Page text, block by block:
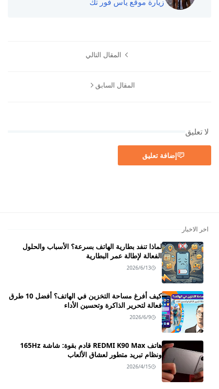
المقال التالي
المقال السابق
لا تعليق
إضافة تعليق
اخر الاخبار
لماذا تنفد بطارية الهاتف بسرعة؟ الأسباب والحلول
الفعالة لإطالة عمر البطارية
2026/6/13
كيف أفرغ مساحة التخزين في الهاتف؟ أفضل 10 طرق
فعالة لتحرير الذاكرة وتحسين الأداء
2026/6/9
هاتف REDMI K90 Max قادم بقوة: شاشة 165Hz
ونظام تبريد متطور لعشاق الألعاب
2026/4/15